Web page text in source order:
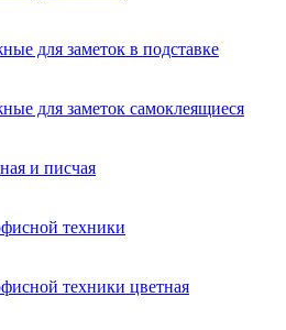
для заметок в подставке
для заметок самоклеящиеся
и писчая
техники
техники цветная